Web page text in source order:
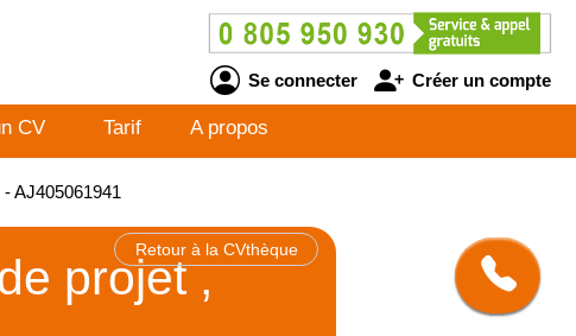
Se connecter Créer un compte
CV Tarif A propos
AJ405061941
Retour à la CVthèque
projet ,